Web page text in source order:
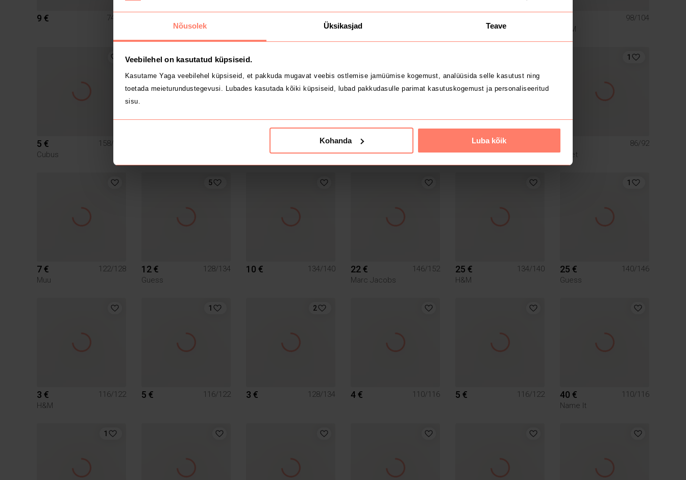
Nõusolek Üksikasjad Teave
Veebilehel on kasutatud küpsiseid.
Kasutame Yaga veebilehel küpsiseid, et pakkuda mugavat veebis ostlemise jamüümise kogemust, analüüsida selle kasutust ning
toetada meieturundustegevusi. Lubades kasutada kõiki küpsiseid, lubad pakkudasulle parimat kasutuskogemust ja personaliseeritud
sisu.
Kohanda Luba kõik
9 € 74/80
Lindex
98/104
H&M
5 €
158/164
Cubus
158/164
10 €
1
86/92
Arket
7 €
122/128
Muu
5
12 €
128/134
Guess
10 € 134/140 22 €
146/152
Marc Jacobs
25 €
134/140
H&M
1
25 €
140/146
Guess
3 €
116/122
H&M
1
5 € 116/122
2
3 € 128/134 4 € 110/116 5 € 116/122 40 €
110/116
Name It
1